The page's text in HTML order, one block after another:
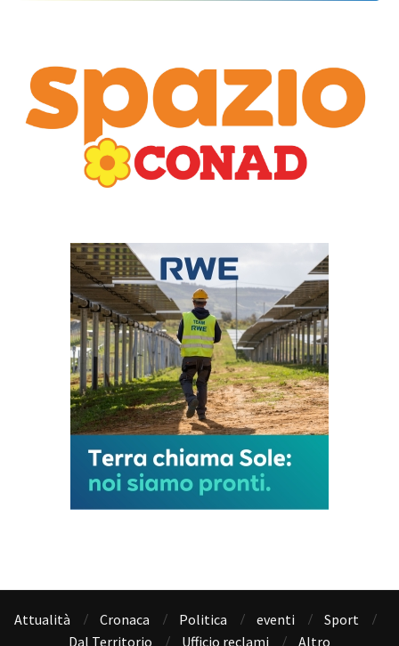
Dal Territorio
Ufficio reclami Altro